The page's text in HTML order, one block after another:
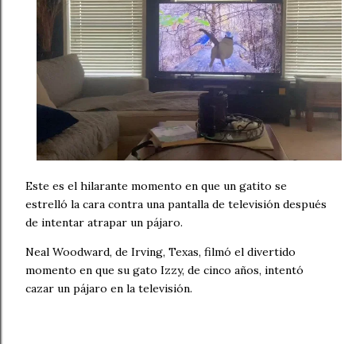
Este es el hilarante momento en que un gatito se
estrelló la cara contra una pantalla de televisión después
de intentar atrapar un pájaro.
Neal Woodward, de Irving, Texas, filmó el divertido
momento en que su gato Izzy, de cinco años, intentó
cazar un pájaro en la televisión.